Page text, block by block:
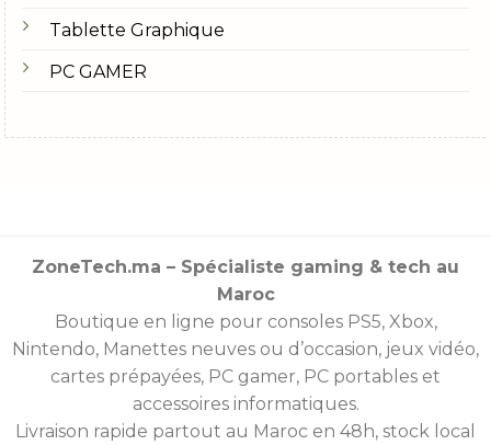
Tablette Graphique
PC GAMER
ZoneTech.ma – Spécialiste gaming & tech au
Maroc
Boutique en ligne pour consoles PS5, Xbox,
Nintendo, Manettes neuves ou d’occasion, jeux vidéo,
cartes prépayées, PC gamer, PC portables et
accessoires informatiques.
Livraison rapide partout au Maroc en 48h, stock local